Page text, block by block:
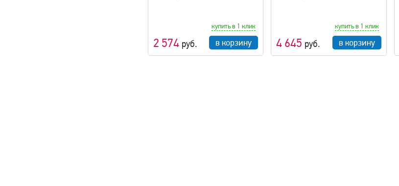
2 574 руб.
купить в 1 клик
в корзину 4 645 руб.
купить в 1 клик
в корзину